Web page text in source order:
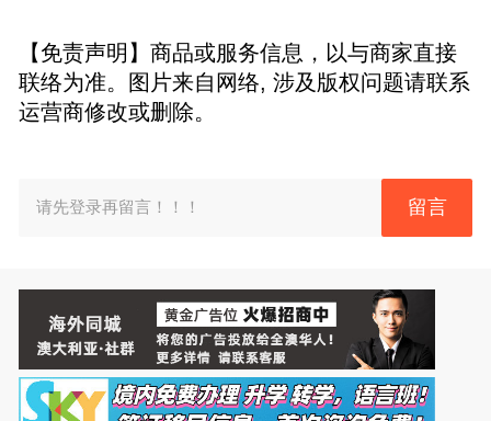
【免责声明】商品或服务信息，以与商家直接
联络为准。图片来自网络, 涉及版权问题请联系
运营商修改或删除。
请先登录再留言！！！ 留言